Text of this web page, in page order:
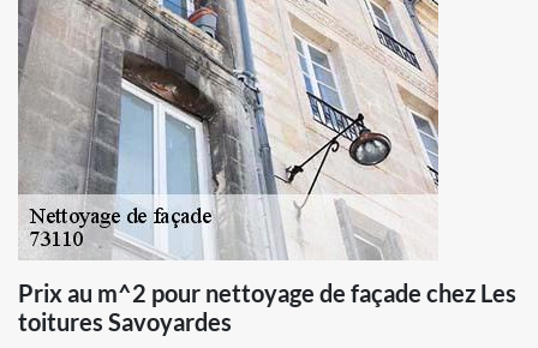
Prix au m^2 pour nettoyage de façade chez Les
toitures Savoyardes